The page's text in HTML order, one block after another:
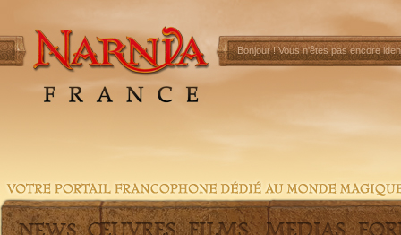
Bonjour !Vous n'êtes pas encore